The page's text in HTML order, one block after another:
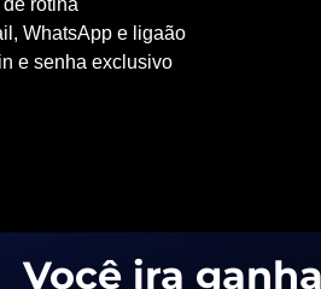
WhatsApp e ligaão
e senha exclusivo
Você ira